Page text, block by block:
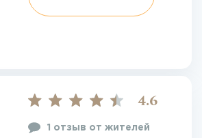
4.6
1 отзыв от жителей